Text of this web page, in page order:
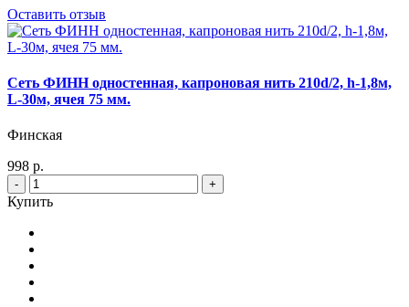
Оставить отзыв
Сеть ФИНН одностенная, капроновая нить 210d/2, h-1,8м,
L-30м, ячея 75 мм.
Финская
998 р.
- +
Купить